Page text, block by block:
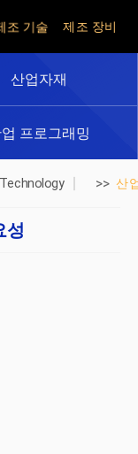
조 기술 제조 장비
산업자재
프로그래밍
>> 산
성